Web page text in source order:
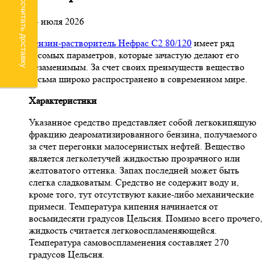
24 июля 2026
Бензин-растворитель Нефрас С2 80/120 имеет ряд
весомых параметров, которые зачастую делают его
незаменимым. За счет своих преимуществ вещество
весьма широко распространено в современном мире.
Характеристики
Указанное средство представляет собой легкокипящую
фракцию деароматизированного бензина, получаемого
за счет перегонки малосернистых нефтей. Вещество
является легколетучей жидкостью прозрачного или
желтоватого оттенка. Запах последней может быть
слегка сладковатым. Средство не содержит воду и,
кроме того, тут отсутствуют какие-либо механические
примеси. Температура кипения начинается от
восьмидесяти градусов Цельсия. Помимо всего прочего,
жидкость считается легковоспламеняющейся.
Температура самовоспламенения составляет 270
градусов Цельсия.
Рассчитать доставку